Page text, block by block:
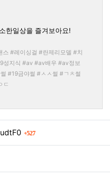
한일상을 즐겨보아요!
#레이싱걸 #란제리모델 #치
성지식 #av #av배우 #av정보
#19금야썰 #ㅅㅅ썰 #ㄱㅊ썰
ㄷ
527회 연결